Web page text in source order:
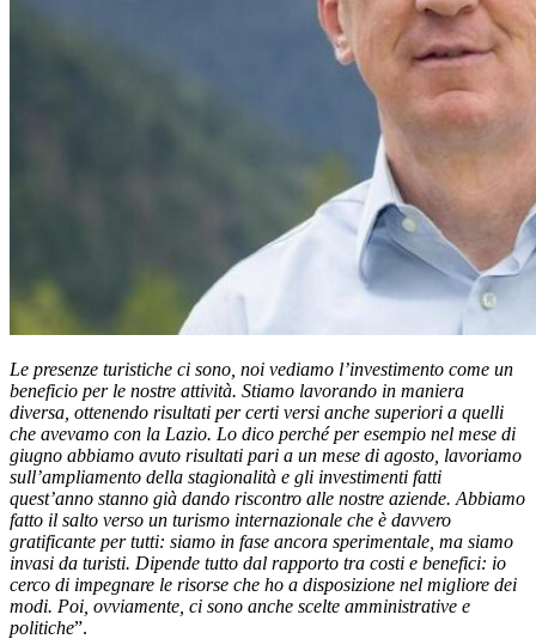
Le presenze turistiche ci sono, noi vediamo l’investimento come un
beneficio per le nostre attività. Stiamo lavorando in maniera
diversa, ottenendo risultati per certi versi anche superiori a quelli
che avevamo con la Lazio. Lo dico perché per esempio nel mese di
giugno abbiamo avuto risultati pari a un mese di agosto, lavoriamo
sull’ampliamento della stagionalità e gli investimenti fatti
quest’anno stanno già dando riscontro alle nostre aziende. Abbiamo
fatto il salto verso un turismo internazionale che è davvero
gratificante per tutti: siamo in fase ancora sperimentale, ma siamo
invasi da turisti. Dipende tutto dal rapporto tra costi e benefici: io
cerco di impegnare le risorse che ho a disposizione nel migliore dei
modi. Poi, ovviamente, ci sono anche scelte amministrative e
politiche”.